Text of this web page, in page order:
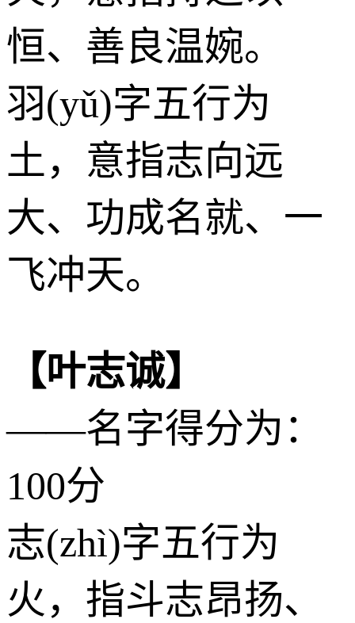
恒、善良温婉。
羽(yǔ)字五行为
土，意指志向远
大、功成名就、一
飞冲天。
【叶志诚】
——名字得分为：
100分
志(zhì)字五行为
火 ，指斗志昂扬、